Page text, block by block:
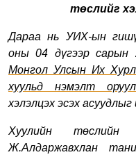
төслийг
Дараа нь УИХ-ын
оны04 дүгээр сарын
Монгол Улсын Их
хуульд нэмэлт
хэлэлцэх эсэх
Хуулийн
Ж.Алдаржавхлан